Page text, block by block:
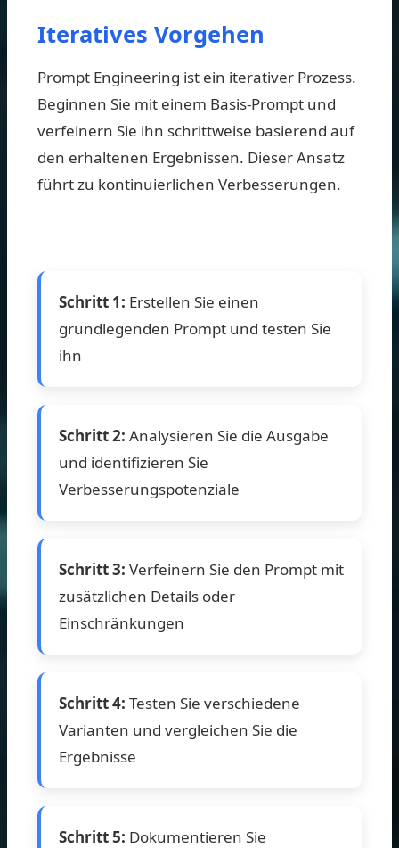
Iteratives Vorgehen
Prompt Engineering ist ein iterativer Prozess.
Beginnen Sie mit einem Basis-Prompt und
verfeinern Sie ihn schrittweise basierend auf
den erhaltenen Ergebnissen. Dieser Ansatz
führt zu kontinuierlichen Verbesserungen.
Schritt 1: Erstellen Sie einen
grundlegenden Prompt und testen Sie
ihn
Schritt 2: Analysieren Sie die Ausgabe
und identifizieren Sie
Verbesserungspotenziale
Schritt 3: Verfeinern Sie den Prompt mit
zusätzlichen Details oder
Einschränkungen
Schritt 4: Testen Sie verschiedene
Varianten und vergleichen Sie die
Ergebnisse
Schritt 5: Dokumentieren Sie